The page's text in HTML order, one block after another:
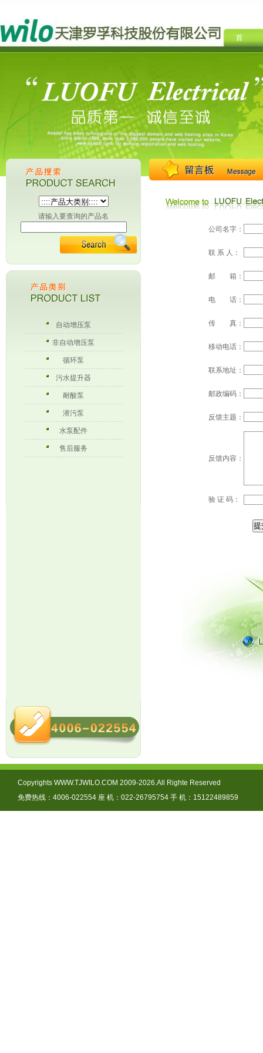
请输入要查询的产品名
自动增压泵
非自动增压泵
循环泵
污水提升器
耐酸泵
潜污泵
水泵配件
售后服务
公司名字：
联 系 人：
邮 箱：
电 话：
传 真：
移动电话：
联系地址：
邮政编码：
反馈主题：
反馈内容：
验 证 码：
Copyrights WWW.TJWILO.COM 2009-2026.All Righte Reserved
免费热线：4006-022554 座 机：022-26795754 手 机：15122489859